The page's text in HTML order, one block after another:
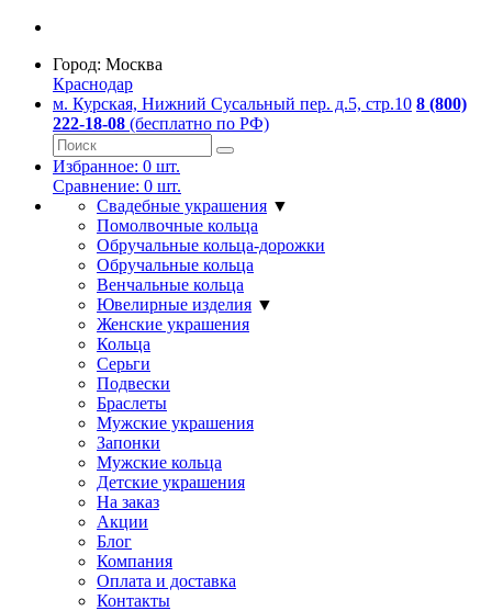
Город: Москва
Краснодар
м. Курская, Нижний Сусальный пер. д.5, стр.10 8 (800)
222-18-08 (бесплатно по РФ)
Избранное: 0 шт.
Сравнение: 0 шт.
Свадебные украшения ▼
Помолвочные кольца
Обручальные кольца-дорожки
Обручальные кольца
Венчальные кольца
Ювелирные изделия ▼
Женские украшения
Кольца
Серьги
Подвески
Браслеты
Мужские украшения
Запонки
Мужские кольца
Детские украшения
На заказ
Акции
Блог
Компания
Оплата и доставка
Контакты